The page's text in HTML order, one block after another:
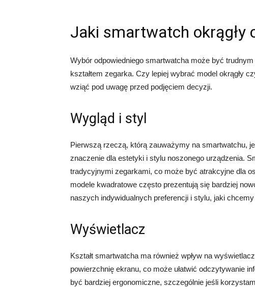
Jaki smartwatch okrągły
Wybór odpowiedniego smartwatcha może być
kształtem zegarka. Czy lepiej wybrać model okrągły
wziąć pod uwagę przed podjęciem decyzji.
Wygląd i styl
Pierwszą rzeczą, którą zauważymy na smartwatchu,
znaczenie dla estetyki i stylu noszonego urządzenia.
tradycyjnymi zegarkami, co może być atrakcyjne dla
modele kwadratowe często prezentują się bardziej
naszych indywidualnych preferencji i stylu, jaki
Wyświetlacz
Kształt smartwatcha ma również wpływ na
powierzchnię ekranu, co może ułatwić odczytywanie
być bardziej ergonomiczne, szczególnie jeśli